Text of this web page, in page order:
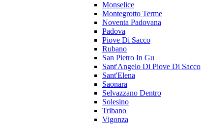
Monselice
Montegrotto Terme
Noventa Padovana
Padova
Piove Di Sacco
Rubano
San Pietro In Gu
Sant'Angelo Di Piove Di Sacco
Sant'Elena
Saonara
Selvazzano Dentro
Solesino
Tribano
Vigonza